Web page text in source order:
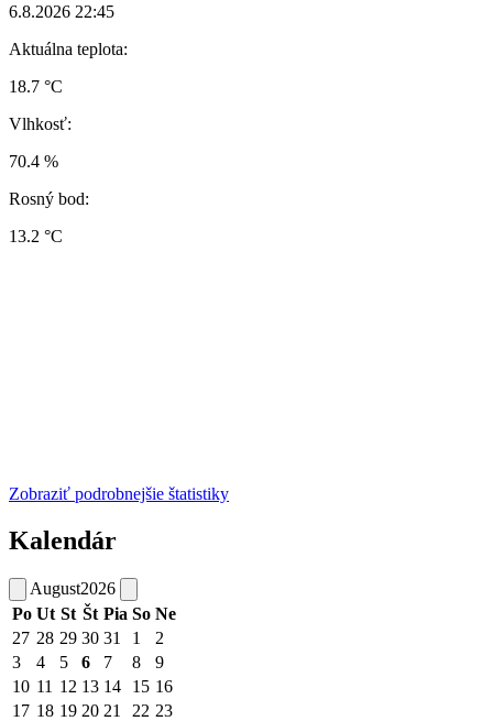
6.8.2026 22:45
Aktuálna teplota:
18.7 °C
Vlhkosť:
70.4 %
Rosný bod:
13.2 °C
Zobraziť podrobnejšie štatistiky
Kalendár
August2026
Po Ut St Št Pia So Ne
27 28 29 30 31 1
2
3
4 5 6 7 8
9
10 11 12 13 14 15 16
17 18 19 20 21 22 23